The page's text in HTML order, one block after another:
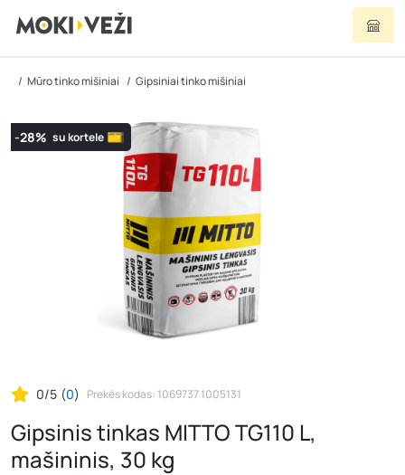
Mūro tinko mišiniai Gipsiniai tinko mišiniai
-28% su kortele
0/5 (0) Prekės kodas: 1069737 1005131
Gipsinis tinkas MITTO TG110 L,
mašininis, 30 kg